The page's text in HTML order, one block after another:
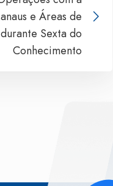
e Áreas de
Sexta do
Conhecimento